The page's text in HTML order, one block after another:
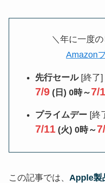
＼年に一度
Amazon
先行セール[終了]
7/9(日) 0時～ 7/
プライムデー [終
7/11 (火) 0時～
この記事では、 Apple製